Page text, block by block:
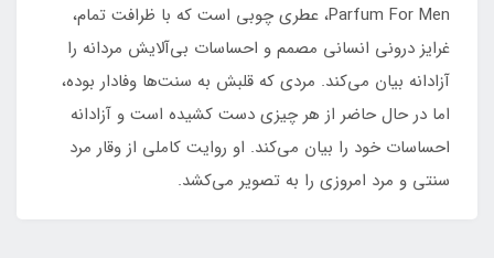
Parfum For Men، عطری چوبی است که با ظرافت تمام،
غرایز درونی انسانی مصمم و احساسات بی‌آلایش مردانه را
آزادانه بیان می‌کند. مردی که قلبش به سنت‌ها وفادار بوده،
اما در حال حاضر از هر چیزی دست کشیده‌ است و آزادانه
احساسات خود را بیان می‌کند. او روایت کاملی از وقار مرد
سنتی و مرد امروزی را به تصویر می‌کشد.